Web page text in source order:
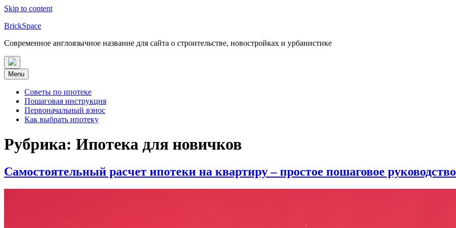
Skip to content
BrickSpace
Современное англоязычное название для сайта о строительстве, новостройках и урбанистике
Menu
Советы по ипотеке
Пошаговая инструкция
Первоначальный взнос
Как выбрать ипотеку
Рубрика: Ипотека для новичков
Самостоятельный расчет ипотеки на квартиру – простое пошаговое